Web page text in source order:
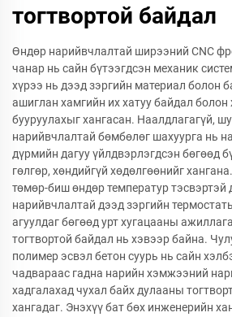
тогтвортой байдал
Өндөр нарийвчлалтай ширээний CNC
чанар нь сайн бүтээгдсэн механик
хүрээ нь дээд зэргийн материал болон
ашиглан хамгийн их хатуу байдал болон
бууруулахыг хангасан. Наалдлагагүй,
нарийвчлалтай бөмбөлөг шахуурга нь
дүрмийн дагуу үйлдвэрлэгдсэн бөгөөд
гөлгөр, хөндийгүй хөдөлгөөнийг
төмөр-биш өндөр температур тэсвэртэй
нарийвчлалтай дээд зэргийн
агуулдаг бөгөөд урт хугацааны
тогтвортой байдал нь хэвээр байна.
полимер эсвэл бетон суурь нь сайн
чадвараас гадна нарийн хэмжээний
хадгалахад чухал байх дулааны
хангадаг. Энэхүү бат бөх инженерийн